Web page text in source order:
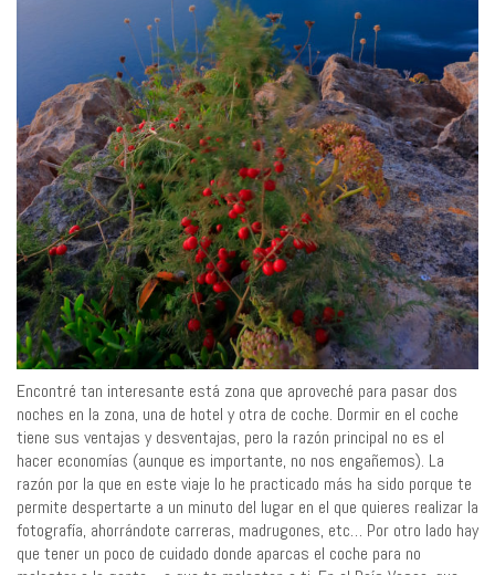
Encontré tan interesante está zona que aproveché para pasar dos
noches en la zona, una de hotel y otra de coche. Dormir en el coche
tiene sus ventajas y desventajas, pero la razón principal no es el
hacer economías (aunque es importante, no nos engañemos). La
razón por la que en este viaje lo he practicado más ha sido porque te
permite despertarte a un minuto del lugar en el que quieres realizar la
fotografía, ahorrándote carreras, madrugones, etc… Por otro lado hay
que tener un poco de cuidado donde aparcas el coche para no